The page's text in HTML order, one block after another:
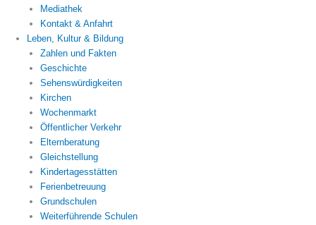
Mediathek
Kontakt & Anfahrt
Leben, Kultur & Bildung
Zahlen und Fakten
Geschichte
Sehenswürdigkeiten
Kirchen
Wochenmarkt
Öffentlicher Verkehr
Elternberatung
Gleichstellung
Kindertagesstätten
Ferienbetreuung
Grundschulen
Weiterführende Schulen